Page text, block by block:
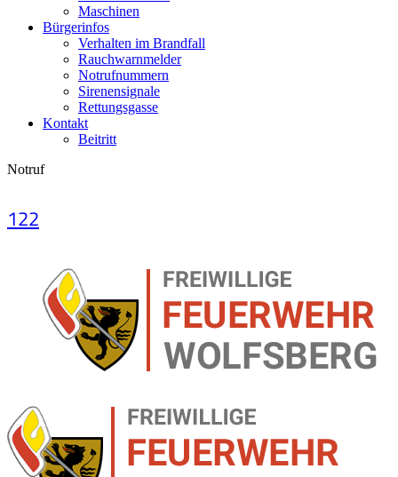
Maschinen
Bürgerinfos
Verhalten im Brandfall
Rauchwarnmelder
Notrufnummern
Sirenensignale
Rettungsgasse
Kontakt
Beitritt
Notruf
122